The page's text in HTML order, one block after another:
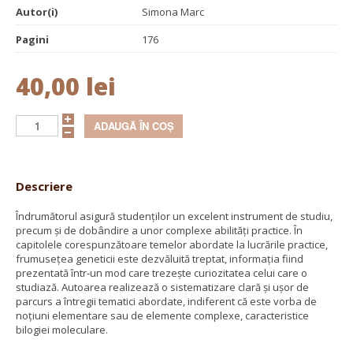
Autor(i)
Simona Marc
Pagini
176
40,00 lei
Descriere
Îndrumătorul asigură studenţilor un excelent instrument de studiu,
precum şi de dobândire a unor complexe abilităţi practice. În
capitolele corespunzătoare temelor abordate la lucrările practice,
frumuseţea geneticii este dezvăluită treptat, informaţia fiind
prezentată într-un mod care trezeşte curiozitatea celui care o
studiază. Autoarea realizează o sistematizare clară şi uşor de
parcurs a întregii tematici abordate, indiferent că este vorba de
noţiuni elementare sau de elemente complexe, caracteristice
bilogiei moleculare.